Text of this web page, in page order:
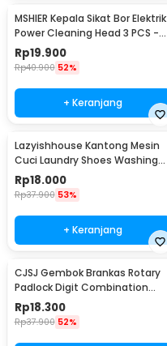
MSHIER Kepala Sikat Bor Elektrik
Power Cleaning Head 3 PCS -
DB003
Rp19.900
Rp40.900 52%
+ Keranjang
Lazyishhouse Kantong Mesin
Cuci Laundry Shoes Washing
Mesh Bag - 62319
Rp18.000
Rp37.900 53%
+ Keranjang
CJSJ Gembok Brankas Rotary
Padlock Digit Combination
Padlock - CH-209
Rp18.300
Rp37.900 52%